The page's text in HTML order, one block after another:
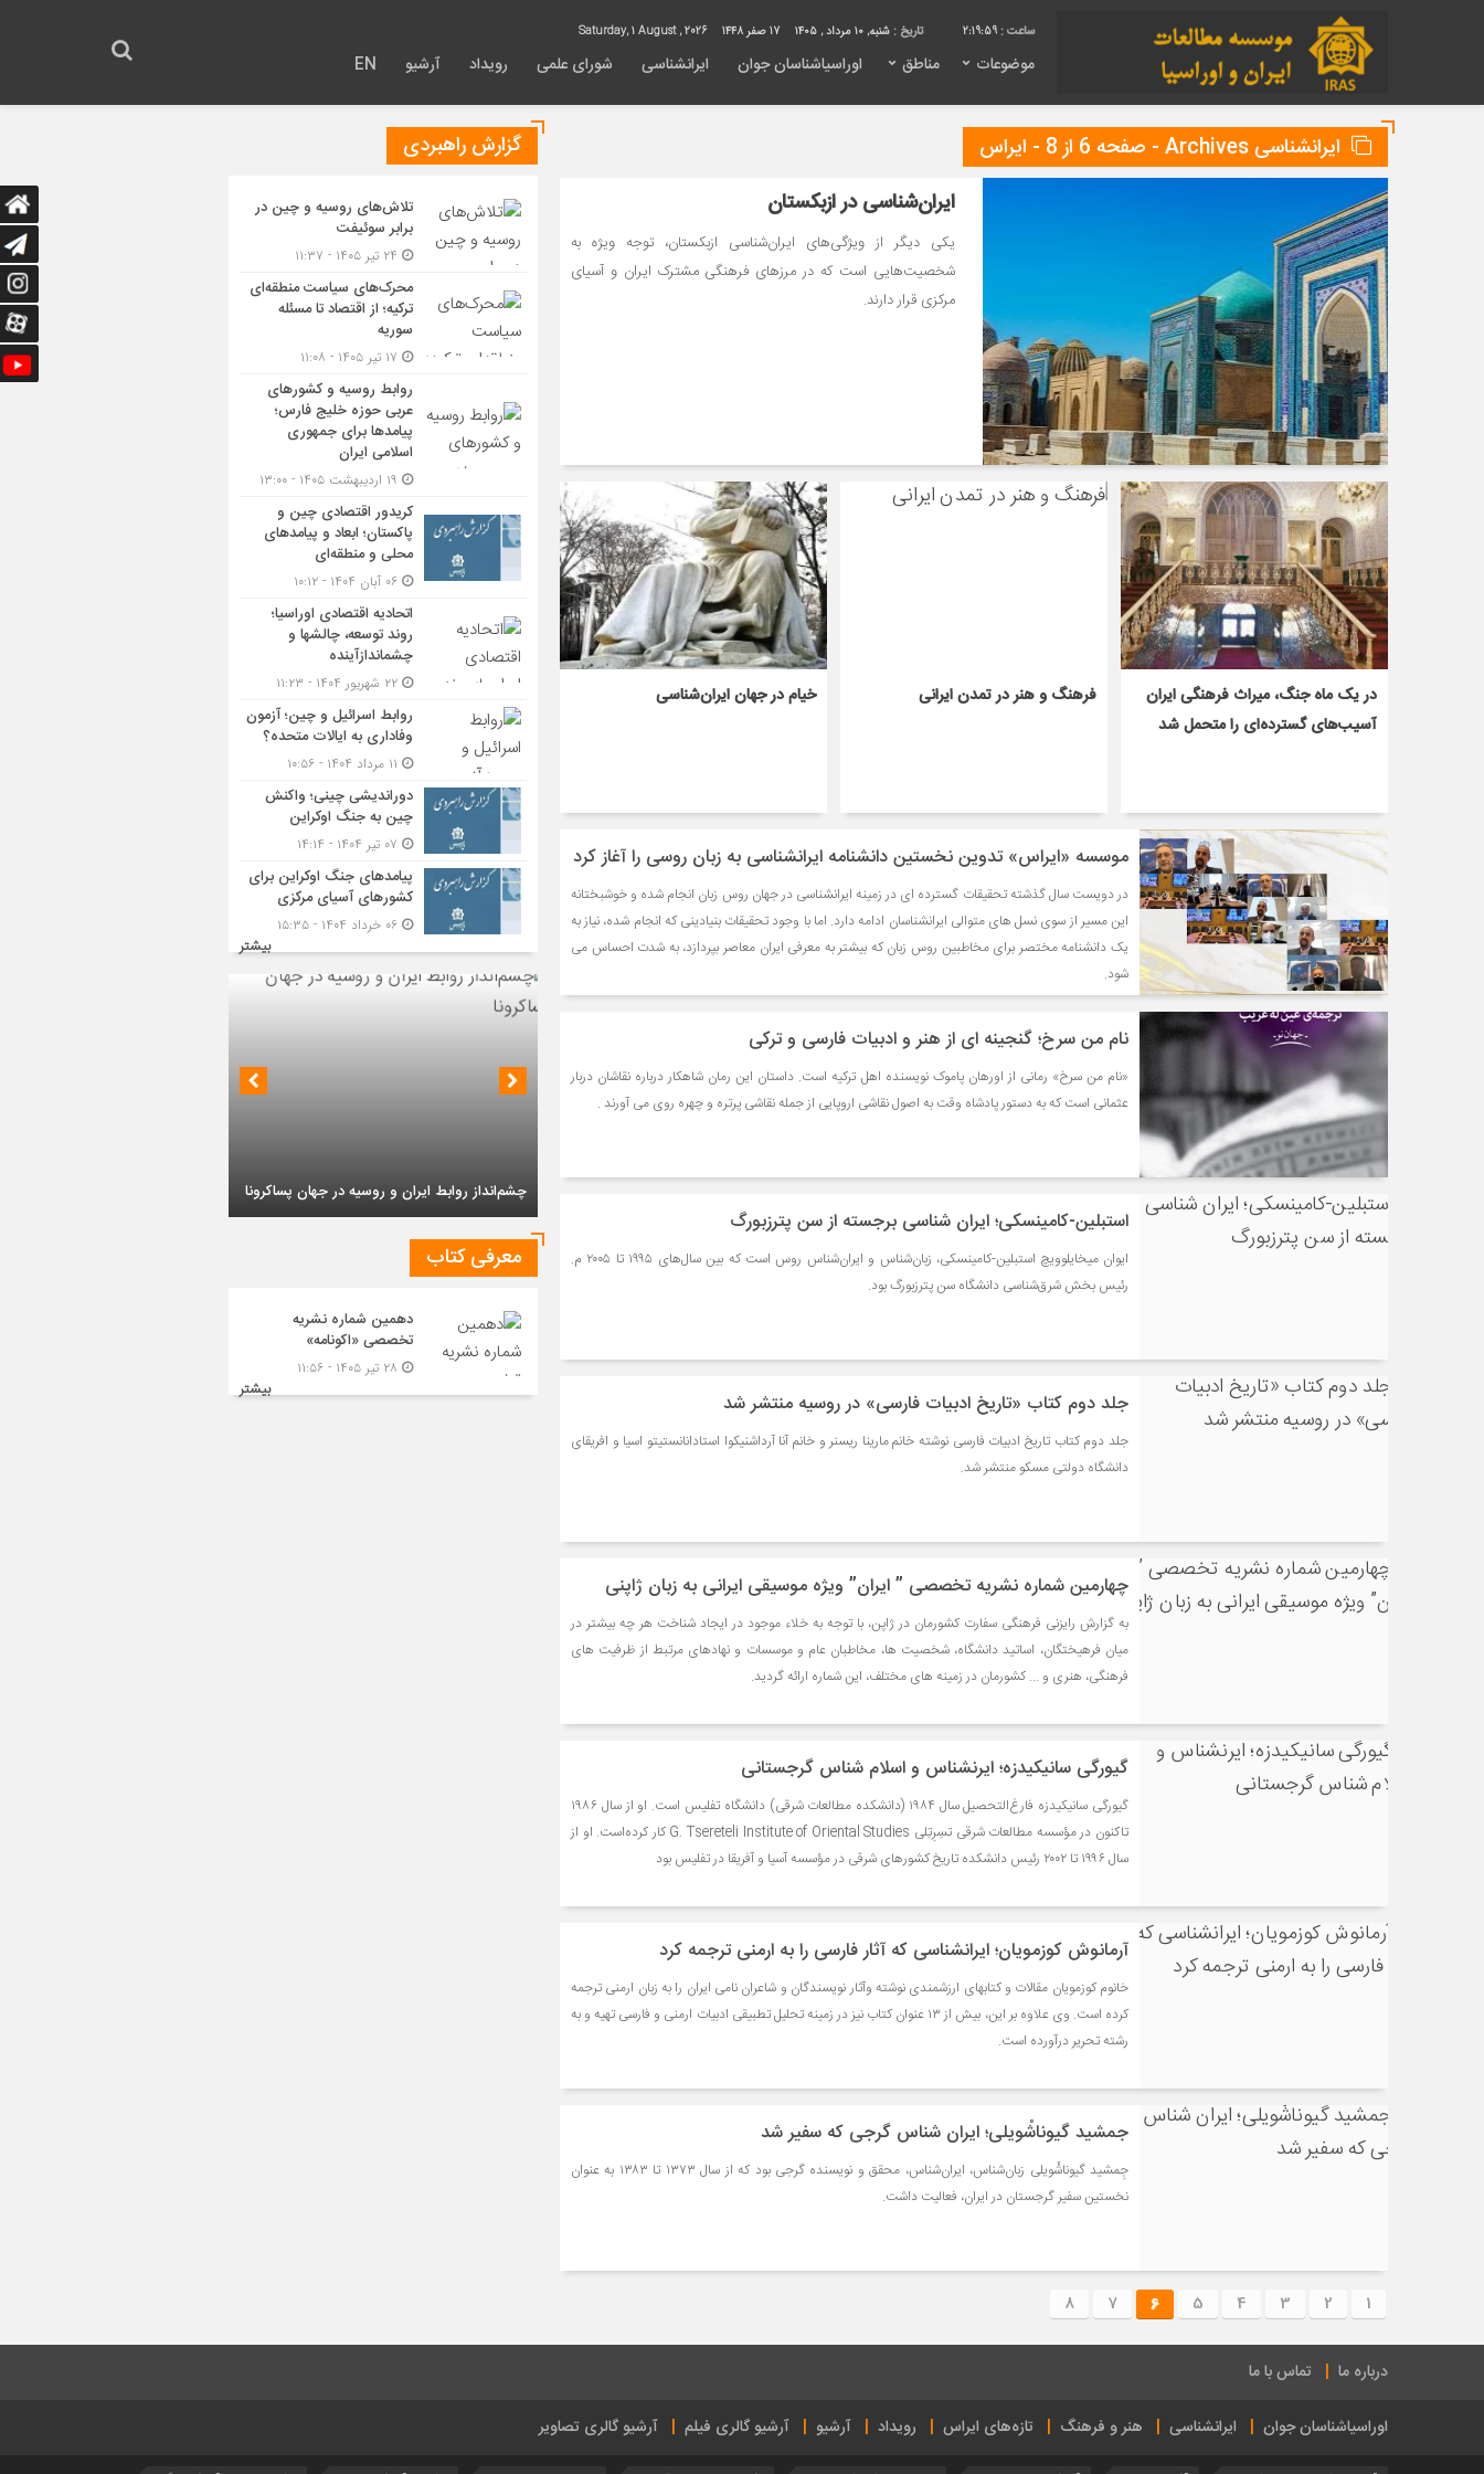
2:20:00 تاریخ : شنبه, ۱۰ مرداد , ۱۴۰۵ 17 صفر 1448
موضوعات مناطق اوراسیاشناسان جوان ایرانشناسی شورای علمی رویداد آرشیو EN
ایرانشناسی Archives - صفحه 6 از 8 - ایراس
ایران‌شناسی در ازبکستان
یکی دیگر از ویژگی‌های ایران‌شناسی ازبکستان، توجه ویژه به
شخصیت‌هایی است که در مرزهای فرهنگی مشترک ایران و آسیای
مرکزی قرار دارند.
در یک ماه جنگ، میراث فرهنگی ایران
آسیب‌های گسترده‌ای را متحمل شد
فرهنگ و هنر در تمدن ایرانی خیام در جهان ایران‌شناسی
موسسه «ایراس» تدوین نخستین دانشنامه ایرانشناسی به زبان روسی را آغاز کرد
در دویست سال گذشته تحقیقات گسترده ای در زمینه ایرانشناسی در جهان روس زبان انجام شده و خوشبختانه
این مسیر از سوی نسل های متوالی ایرانشناسان ادامه دارد. اما با وجود تحقیقات بنیادینی که انجام شده، نیاز به
یک دانشنامه مختصر برای مخاطبین روس زبان که بیشتر به معرفی ایران معاصر بپردازد، به شدت احساس می
شود.
نام من سرخ؛ گنجینه ای از هنر و ادبیات فارسی و ترکی
«نام من سرخ» رمانی از اورهان پاموک نویسنده اهل ترکیه است. داستان این رمان شاهکار درباره نقاشان دربار
عثمانی است که به دستور پادشاه وقت به اصول نقاشی اروپایی از جمله نقاشی پرتره و چهره روی می آورند .
استبلین-کامینسکی؛ ایران شناسی برجسته از سن پترزبورگ
ایوان میخایلوویچ استبلین-کامینسکی، زبان‌شناس و ایران‌شناس روس است که بین سال‌های ۱۹۹۵ تا ۲۰۰۵ م.
رئیس بخش شرق‌شناسی دانشگاه سن پترزبورگ بود.
جلد دوم کتاب «تاریخ ادبیات فارسی» در روسیه منتشر شد
جلد دوم کتاب تاریخ ادبیات فارسی نوشته خانم مارینا ریسنر و خانم آنا آرداشنیکوا استادانانستیتو اسیا و افریقای
دانشگاه دولتی مسکو منتشر شد.
چهارمین شماره نشریه تخصصی ” ایران” ویژه موسیقی ایرانی به زبان ژاپنی
به گزارش رایزنی فرهنگی سفارت کشورمان در ژاپن، با توجه به خلاء موجود در ایجاد شناخت هر چه بیشتر در
میان فرهیختگان، اساتید دانشگاه، شخصیت ها، مخاطبان عام و موسسات و نهادهای مرتبط از ظرفیت های
فرهنگی، هنری و ... کشورمان در زمینه های مختلف، این شماره ارائه گردید.
گیورگی سانیکیدزه؛ ایرنشناس و اسلام شناس گرجستانی
گیورگی سانیکیدزه فارغ‌التحصیل سال ۱۹۸۴ (دانشکده مطالعات شرقی) دانشگاه تفلیس است. او از سال ۱۹۸۶
تاکنون در مؤسسه مطالعات شرقی تسِرِتِلی G. Tsereteli Institute of Oriental Studies کار کرده‌است. او از
سال ۱۹۹۶ تا ۲۰۰۲ رئیس دانشکده تاریخ کشورهای شرقی در مؤسسه آسیا و آفریقا در تفلیس بود
آرمانوش کوزمویان؛ ایرانشناسی که آثار فارسی را به ارمنی ترجمه کرد
خانوم کوزمویان مقالات و کتابهای ارزشمندی نوشته وآثار نویسندگان و شاعران نامی ایران را به زبان ارمنی ترجمه
کرده است. وی علاوه بر این، بیش از ۱۳ عنوان کتاب نیز در زمینه تحلیل تطبیقی ادبیات ارمنی و فارسی تهیه و به
رشته تحریر درآورده است.
جمشید گیوناشْویلی؛ ایران شناس گرجی که سفیر شد
جِمشید گیوناشْویلی زبان‌شناس، ایران‌شناس، محقق و نویسنده گرجی بود که از سال ۱۳۷۳ تا ۱۳۸۳ به عنوان
نخستین سفیر گرجستان در ایران، فعالیت داشت.
1
2
3
4
5
6
7
8
گزارش راهبردی
تلاش‌های روسیه و چین در
برابر سوئیفت
محرک‌های سیاست منطقه‌‎ای
ترکیه؛ از اقتصاد تا مسئله
سوریه
روابط روسیه و کشورهای
عربی حوزه خلیج فارس؛
پیامدها برای جمهوری
اسلامی ایران
کریدور اقتصادی چین و
پاکستان؛ ابعاد و پیامدهای
محلی و منطقه‌ای
اتحادیه اقتصادی اوراسیا؛
روند توسعه، چالشها و
چشماندازآینده
روابط اسرائیل و چین؛ آزمون
وفاداری به ایالات متحده؟
دوراندیشی چینی؛ واکنش
چین به جنگ اوکراین
پیامدهای جنگ اوکراین برای
کشورهای آسیای مرکزی
بیشتر
چشم‌انداز روابط ایران و روسیه در جهان پساکرونا
معرفی کتاب
دهمین شماره نشریه
تخصصی «اکونامه»
بیشتر
درباره ما تماس با ما
اوراسیاشناسان جوان ایرانشناسی هنر و فرهنگ تازه‌های ایراس رویداد آرشیو آرشیو گالری فیلم آرشیو گالری تصاویر